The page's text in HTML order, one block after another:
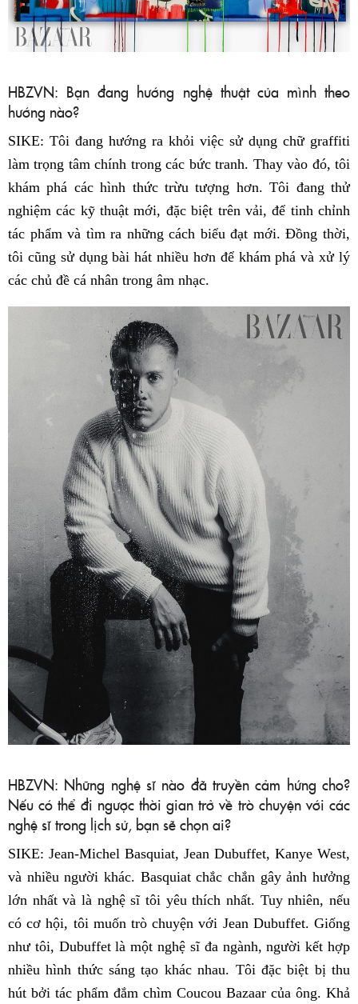
HBZVN: Bạn đang hướng nghệ thuật của mình theo
hướng nào?
SIKE: Tôi đang hướng ra khỏi việc sử dụng chữ graffiti
làm trọng tâm chính trong các bức tranh. Thay vào đó, tôi
khám phá các hình thức trừu tượng hơn. Tôi đang thử
nghiệm các kỹ thuật mới, đặc biệt trên vải, để tinh chỉnh
tác phẩm và tìm ra những cách biểu đạt mới. Đồng thời,
tôi cũng sử dụng bài hát nhiều hơn để khám phá và xử lý
các chủ đề cá nhân trong âm nhạc.
HBZVN: Những nghệ sĩ nào đã truyền cảm hứng cho?
Nếu có thể đi ngược thời gian trở về trò chuyện với các
nghệ sĩ trong lịch sử, bạn sẽ chọn ai?
SIKE: Jean-Michel Basquiat, Jean Dubuffet, Kanye West,
và nhiều người khác. Basquiat chắc chắn gây ảnh hưởng
lớn nhất và là nghệ sĩ tôi yêu thích nhất. Tuy nhiên, nếu
có cơ hội, tôi muốn trò chuyện với Jean Dubuffet. Giống
như tôi, Dubuffet là một nghệ sĩ đa ngành, người kết hợp
nhiều hình thức sáng tạo khác nhau. Tôi đặc biệt bị thu
hút bởi tác phẩm đắm chìm Coucou Bazaar của ông. Khả